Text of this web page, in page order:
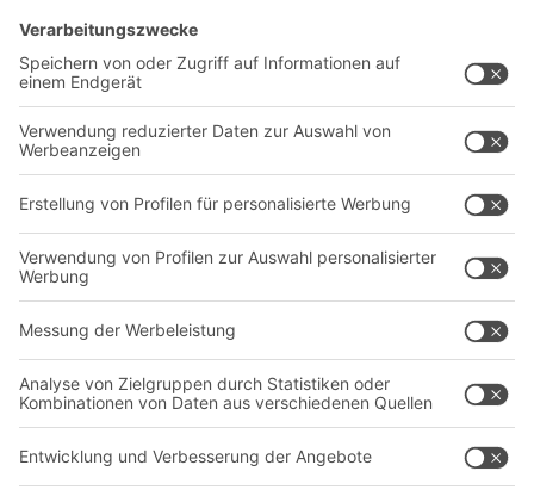
Lösungen
Intralogistiklösungen
Regalsysteme
Transportsysteme
Dienstleistungen
Kontaktformular
Unternehmen
Über uns
Produktionsstandorte
Karriere
Follow us
YOUR LIFE.